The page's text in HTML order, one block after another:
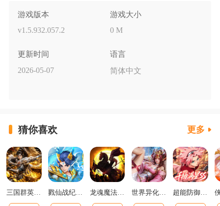
游戏版本
v1.5.932.057.2
游戏大小
0 M
更新时间
2026-05-07
语言
简体中文
猜你喜欢 更多
三国群英传：鸿鹄霸业掘金版 戮仙战纪0.05折新篇章版 龙魂魔法马年散人专属版 世界异化之后0.1折登陆送全图鉴版 超能防御0.1送千抽满星SS版